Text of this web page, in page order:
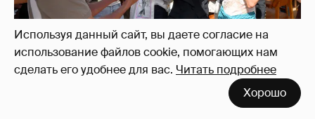
Используя данный сайт, вы даете согласие на
использование файлов cookie, помогающих нам
сделать его удобнее для вас. Читать подробнее
Хорошо
И снова невеста 357